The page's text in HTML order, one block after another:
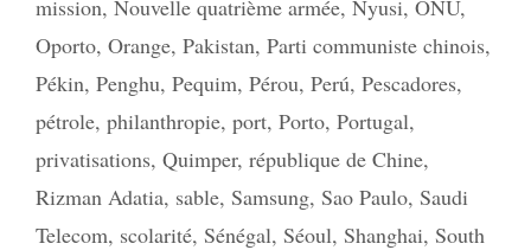
mission, Nouvelle quatrième armée, Nyusi, ONU,
Oporto, Orange, Pakistan, Parti communiste chinois,
Pékin, Penghu, Pequim, Pérou, Perú, Pescadores,
pétrole, philanthropie, port, Porto, Portugal,
privatisations, Quimper, république de Chine,
Rizman Adatia, sable, Samsung, Sao Paulo, Saudi
Telecom, scolarité, Sénégal, Séoul, Shanghai, South